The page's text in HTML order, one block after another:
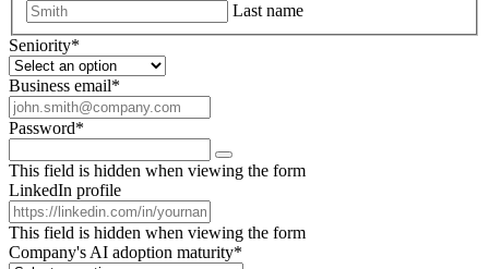
Last name
Seniority*
Business email*
Password*
This field is hidden when viewing the form
LinkedIn profile
This field is hidden when viewing the form
Company's AI adoption maturity*